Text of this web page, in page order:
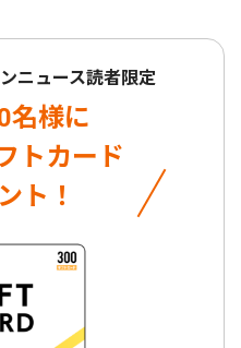
ニュース読者限定
名様に
トカード
ト！